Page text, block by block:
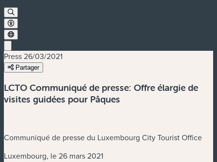
Press26/03/2021
Partager
LCTO Communiqué de presse: Offre élargie de
visites guidées pour Pâques
Communiqué de presse du Luxembourg City Tourist Office
Luxembourg, le 26 mars 2021